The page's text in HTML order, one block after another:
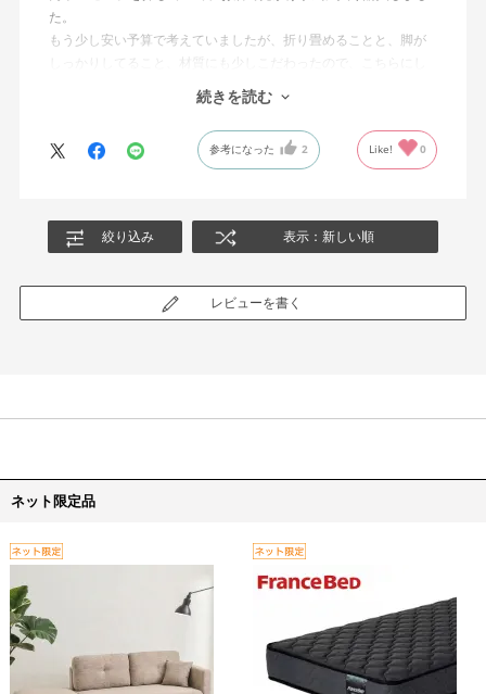
た。
もう少し安い予算で考えていましたが、折り畳めることと、脚が
しっかりしてること、材質にも少しこだわったので、こちらにし
杢目は店頭のものよりはっきり入っていましたが、節もなく良か
脚の折り畳みも軽くて容易にできますし、
続きを読む
参考になった 2 Like! 0
絞り込み 表示：新しい順
レビューを書く
ネット限定品